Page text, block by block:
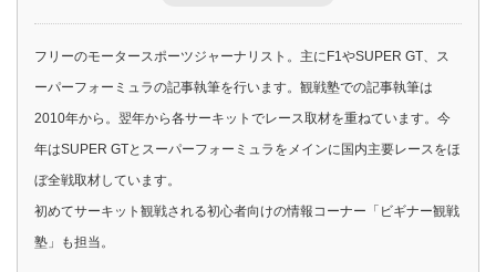
フリーのモータースポーツジャーナリスト。主にF1やSUPER GT、ス
ーパーフォーミュラの記事執筆を行います。観戦塾での記事執筆は
2010年から。翌年から各サーキットでレース取材を重ねています。今
年はSUPER GTとスーパーフォーミュラをメインに国内主要レースをほ
ぼ全戦取材しています。
初めてサーキット観戦される初心者向けの情報コーナー「ビギナー観戦
塾」も担当。